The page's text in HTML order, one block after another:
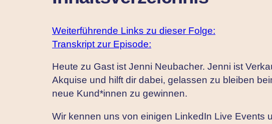
Weiterführende Links zu dieser Folge:
Transkript zur Episode:
Heute zu Gast ist Jenni Neubacher. Jenni ist
Akquise und hilft dir dabei, gelassen zu bleiben
neue Kund*innen zu gewinnen.
Wir kennen uns von einigen LinkedIn Live Events